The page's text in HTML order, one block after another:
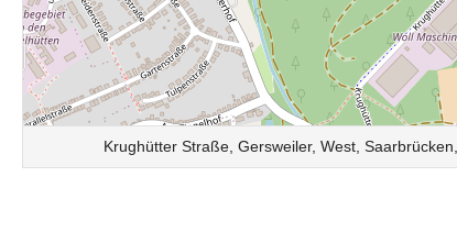
Krughütter Straße, Gersweiler, West,